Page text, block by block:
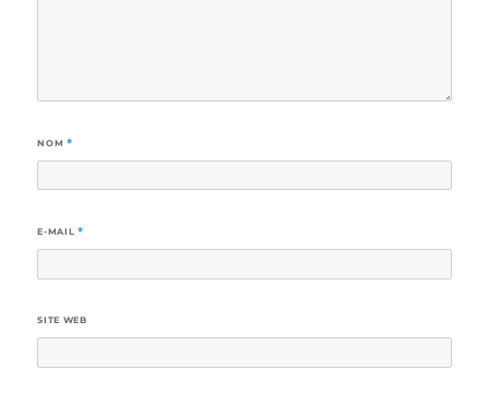
NOM *
E-MAIL *
SITE WEB